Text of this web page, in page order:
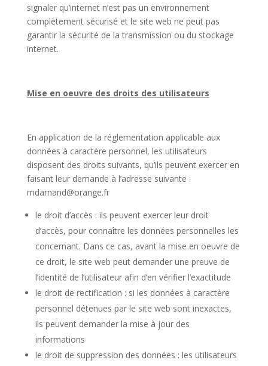
signaler qu’internet n’est pas un environnement
complètement sécurisé et le site web ne peut pas
garantir la sécurité de la transmission ou du stockage
internet.
Mise en oeuvre des droits des utilisateurs
En application de la réglementation applicable aux
données à caractère personnel, les utilisateurs
disposent des droits suivants, qu’ils peuvent exercer en
faisant leur demande à l’adresse suivante :
mdarnand@orange.fr
le droit d’accès : ils peuvent exercer leur droit
d’accès, pour connaître les données personnelles les
concernant. Dans ce cas, avant la mise en oeuvre de
ce droit, le site web peut demander une preuve de
l’identité de l’utilisateur afin d’en vérifier l’exactitude
le droit de rectification : si les données à caractère
personnel détenues par le site web sont inexactes,
ils peuvent demander la mise à jour des
informations
le droit de suppression des données : les utilisateurs